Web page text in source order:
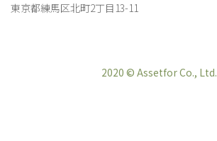
東京都練馬区北町2丁目13-11
2020 © Assetfor Co., Ltd.